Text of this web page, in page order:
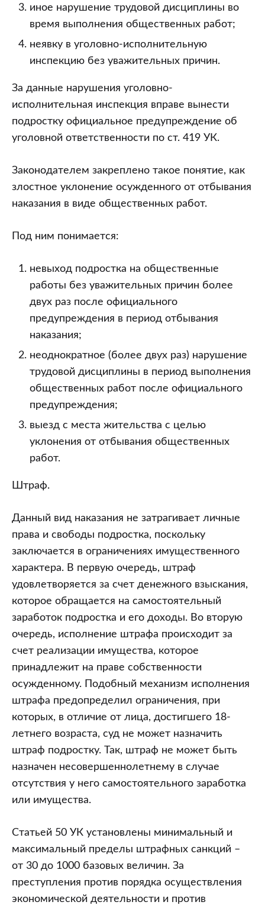
иное нарушение трудовой дисциплины во
время выполнения общественных работ;
неявку в уголовно-исполнительную
инспекцию без уважительных причин.
За данные нарушения уголовно-
исполнительная инспекция вправе вынести
подростку официальное предупреждение об
уголовной ответственности по ст. 419 УК.
Законодателем закреплено такое понятие, как
злостное уклонение осужденного от отбывания
наказания в виде общественных работ.
Под ним понимается:
невыход подростка на общественные
работы без уважительных причин более
двух раз после официального
предупреждения в период отбывания
наказания;
неоднократное (более двух раз) нарушение
трудовой дисциплины в период выполнения
общественных работ после официального
предупреждения;
выезд с места жительства с целью
уклонения от отбывания общественных
работ.
Штраф.
Данный вид наказания не затрагивает личные
права и свободы подростка, поскольку
заключается в ограничениях имущественного
характера. В первую очередь, штраф
удовлетворяется за счет денежного взыскания,
которое обращается на самостоятельный
заработок подростка и его доходы. Во вторую
очередь, исполнение штрафа происходит за
счет реализации имущества, которое
принадлежит на праве собственности
осужденному. Подобный механизм исполнения
штрафа предопределил ограничения, при
которых, в отличие от лица, достигшего 18-
летнего возраста, суд не может назначить
штраф подростку. Так, штраф не может быть
назначен несовершеннолетнему в случае
отсутствия у него самостоятельного заработка
или имущества.
Статьей 50 УК установлены минимальный и
максимальный пределы штрафных санкций –
от 30 до 1000 базовых величин. За
преступления против порядка осуществления
экономической деятельности и против